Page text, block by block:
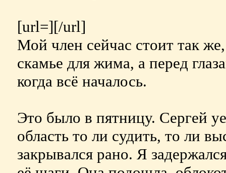
[url=][/url]
Мой член сейчас стоит так
скамье для жима, а перед
когда всё началось.
Это было в пятницу. Сергей
область то ли судить, то ли
закрывался рано. Я